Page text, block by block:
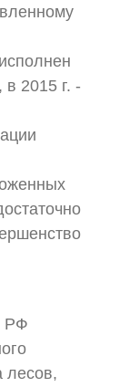
в 2015 г. -
РФ
лесов,